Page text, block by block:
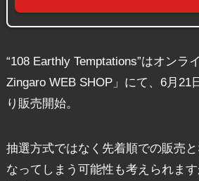
“108 Earthly Temptations”はオンラ
Zingaro WEB SHOP」にて、6月21
り販売開始。
抽選方式ではなく先着順での販売
なってしまう可能性も考えられま